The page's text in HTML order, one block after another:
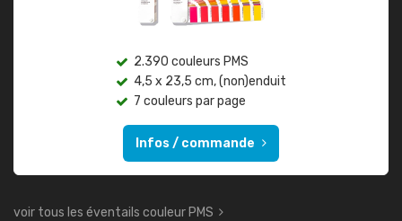
2.390 couleurs PMS
4,5 x 23,5 cm, (non)enduit
7 couleurs par page
Infos / commande
voir tous les éventails couleur PMS